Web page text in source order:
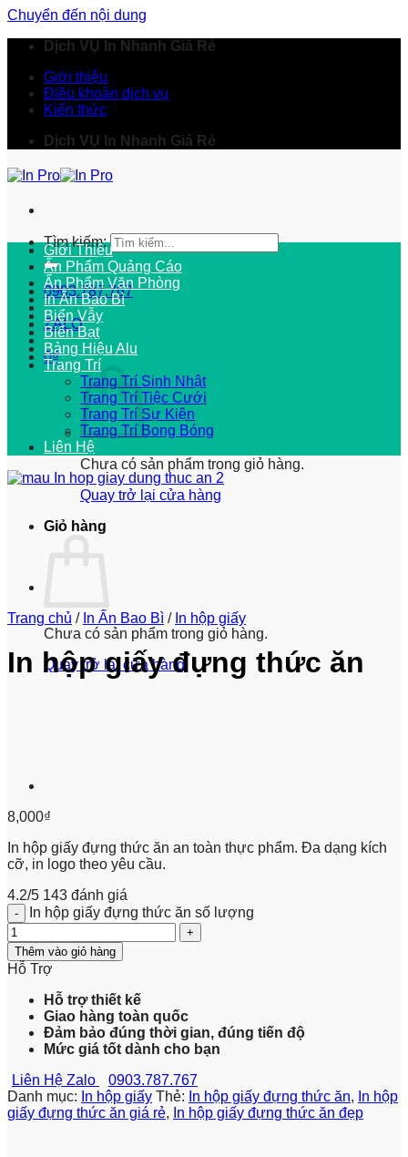
Chuyển đến nội dung
Dịch VỤ In Nhanh Giá Rẻ
Giới thiệu
Điều khoản dịch vụ
Kiến thức
Dịch VỤ In Nhanh Giá Rẻ
Tìm kiếm:
0903.787.767
ZALO
0₫
Chưa có sản phẩm trong giỏ hàng.
Quay trở lại cửa hàng
Giỏ hàng
Chưa có sản phẩm trong giỏ hàng.
Quay trở lại cửa hàng
Giới Thiệu
Ấn Phẩm Quảng Cáo
Ấn Phẩm Văn Phòng
In Ấn Bao Bì
Biển Vẫy
Biển Bạt
Bảng Hiệu Alu
Trang Trí
Trang Trí Sinh Nhật
Trang Trí Tiệc Cưới
Trang Trí Sự Kiện
Trang Trí Bong Bóng
Liên Hệ
Trang chủ / In Ấn Bao Bì / In hộp giấy
In hộp giấy đựng thức ăn
8,000₫
In hộp giấy đựng thức ăn an toàn thực phẩm. Đa dạng kích
cỡ, in logo theo yêu cầu.
4.2/5 143 đánh giá
In hộp giấy đựng thức ăn số lượng
Thêm vào giỏ hàng
Hỗ Trợ
Hỗ trợ thiết kế
Giao hàng toàn quốc
Đảm bảo đúng thời gian, đúng tiến độ
Mức giá tốt dành cho bạn
Liên Hệ Zalo
0903.787.767
Danh mục: In hộp giấy Thẻ: In hộp giấy đựng thức ăn, In hộp
giấy đựng thức ăn giá rẻ, In hộp giấy đựng thức ăn đẹp